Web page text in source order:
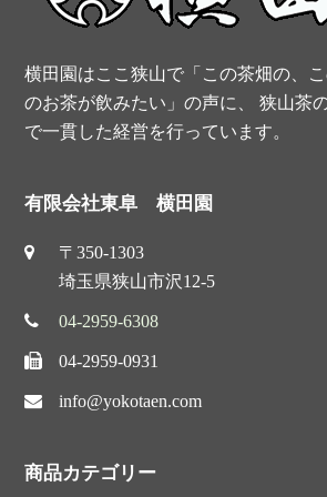
o
e
t
横田園はここ狭山で「この茶畑の、
のお茶が飲みたい」の声に、 狭山茶
で一貫した経営を行っています。
有限会社東阜 横田園
〒350-1303
埼玉県狭山市沢12-5
04-2959-6308
04-2959-0931
info@yokotaen.com
商品カテゴリー